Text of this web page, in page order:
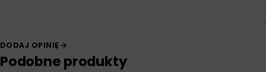
DODAJ OPINIĘ
Podobne produkty